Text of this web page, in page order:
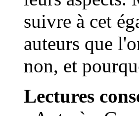
suivre à cet
auteurs que
non, et
Lectures